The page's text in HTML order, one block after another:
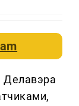
Делавэра